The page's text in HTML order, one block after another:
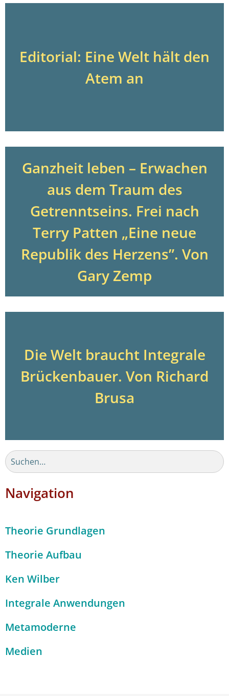
Editorial: Eine Welt hält den
Atem an
Ganzheit leben – Erwachen
aus dem Traum des
Getrenntseins. Frei nach
Terry Patten „Eine neue
Republik des Herzens”. Von
Gary Zemp
Die Welt braucht Integrale
Brückenbauer. Von Richard
Brusa
Navigation
Theorie Grundlagen
Theorie Aufbau
Ken Wilber
Integrale Anwendungen
Metamoderne
Medien